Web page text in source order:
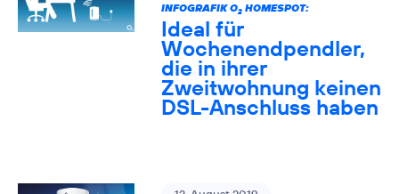
INFOGRAFIK O2HOMESPOT:
Ideal für
Wochenendpendler,
die in ihrer
Zweitwohnung keinen
DSL-Anschluss haben